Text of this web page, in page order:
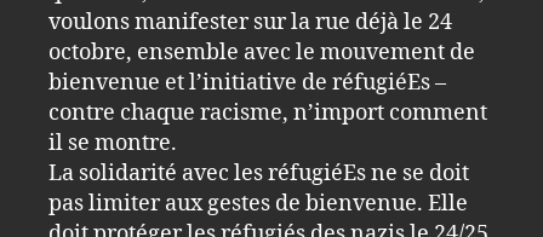
voulons manifester sur la rue déjà le 24
octobre, ensemble avec le mouvement de
bienvenue et l’initiative de réfugiéEs –
contre chaque racisme, n’import comment
il se montre.
La solidarité avec les réfugiéEs ne se doit
pas limiter aux gestes de bienvenue. Elle